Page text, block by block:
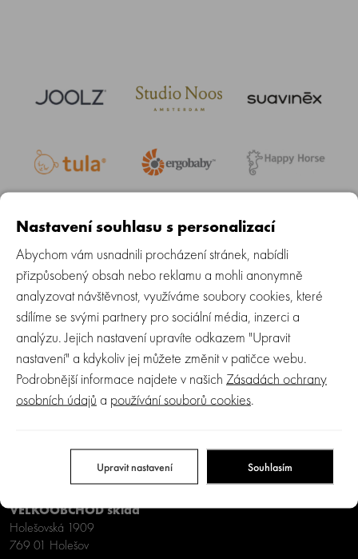
Daily Newsletter Sign Up
ODEBÍRAT
Baby Group s.r.o.
VELKOOBCHOD A VÝDEJNA e-shopu Crystalbaby
769 01 Holešov
VELKOOBCHOD sklad
Holešovská 1909
769 01 Holešov
Nastavení souhlasu s personalizací
Abychom vám usnadnili procházení stránek, nabídli
přizpůsobený obsah nebo reklamu a mohli anonymně
analyzovat návštěvnost, využíváme soubory cookies, které
sdílíme se svými partnery pro sociální média, inzerci a
analýzu. Jejich nastavení upravíte odkazem "Upravit
nastavení" a kdykoliv jej můžete změnit v patičce webu.
Podrobnější informace najdete v našich Zásadách ochrany
osobních údajů a používání souborů cookies.
Upravit nastavení Souhlasím